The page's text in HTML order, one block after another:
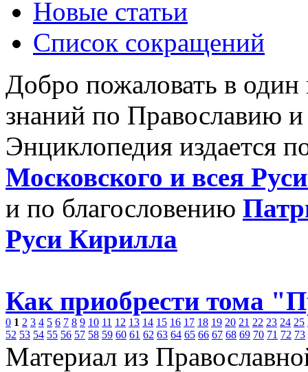
Новые статьи
Список сокращений
Добро пожаловать в
знаний по Православию
Энциклопедия издается
Московского и всея
и по благословению
Руси Кирилла
Как приобрести тома
0 1 2 3 4 5 6 7 8 9 10 11 12 13 14 15 16 17 18 19 20 21 22 23 24 25
52 53 54 55 56 57 58 59 60 61 62 63 64 65 66 67 68 69 70 71 72 73
Материал из